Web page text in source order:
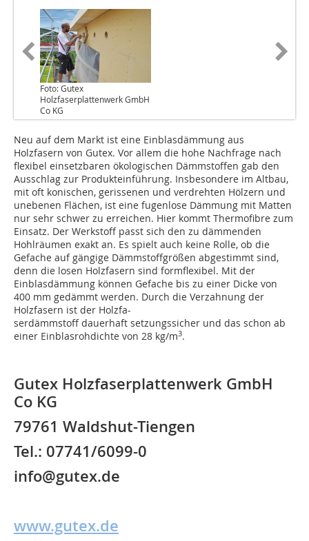
Foto: Gutex
Holzfaserplattenwerk GmbH
Co KG
Neu auf dem Markt ist eine Einblasdämmung aus
Holzfasern von Gutex. Vor allem die hohe Nachfrage nach
flexibel einsetzbaren ökologischen Dämmstoffen gab den
Ausschlag zur Produkteinführung. Insbesondere im Altbau,
mit oft konischen, gerissenen und verdrehten Hölzern und
unebenen Flächen, ist eine fugenlose Dämmung mit Matten
nur sehr schwer zu erreichen. Hier kommt Thermofibre zum
Einsatz. Der Werkstoff passt sich den zu dämmenden
Hohlräumen exakt an. Es spielt auch keine Rolle, ob die
Gefache auf gängige Dämmstoffgrößen abgestimmt sind,
denn die losen Holzfasern sind formflexibel. Mit der
Einblasdämmung können Gefache bis zu einer Dicke von
400 mm gedämmt werden. Durch die Verzahnung der
Holzfasern ist der Holzfa-
serdämmstoff dauerhaft setzungssicher und das schon ab
einer Einblasrohdichte von 28 kg/m3.
Gutex Holzfaserplattenwerk GmbH
Co KG
79761 Waldshut-Tiengen
Tel.: 07741/6099-0
info@gutex.de
www.gutex.de